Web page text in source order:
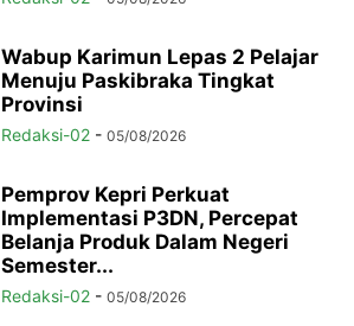
Wabup Karimun Lepas 2 Pelajar
Menuju Paskibraka Tingkat
Provinsi
Redaksi-02 - 05/08/2026
Pemprov Kepri Perkuat
Implementasi P3DN, Percepat
Belanja Produk Dalam Negeri
Semester...
Redaksi-02 - 05/08/2026